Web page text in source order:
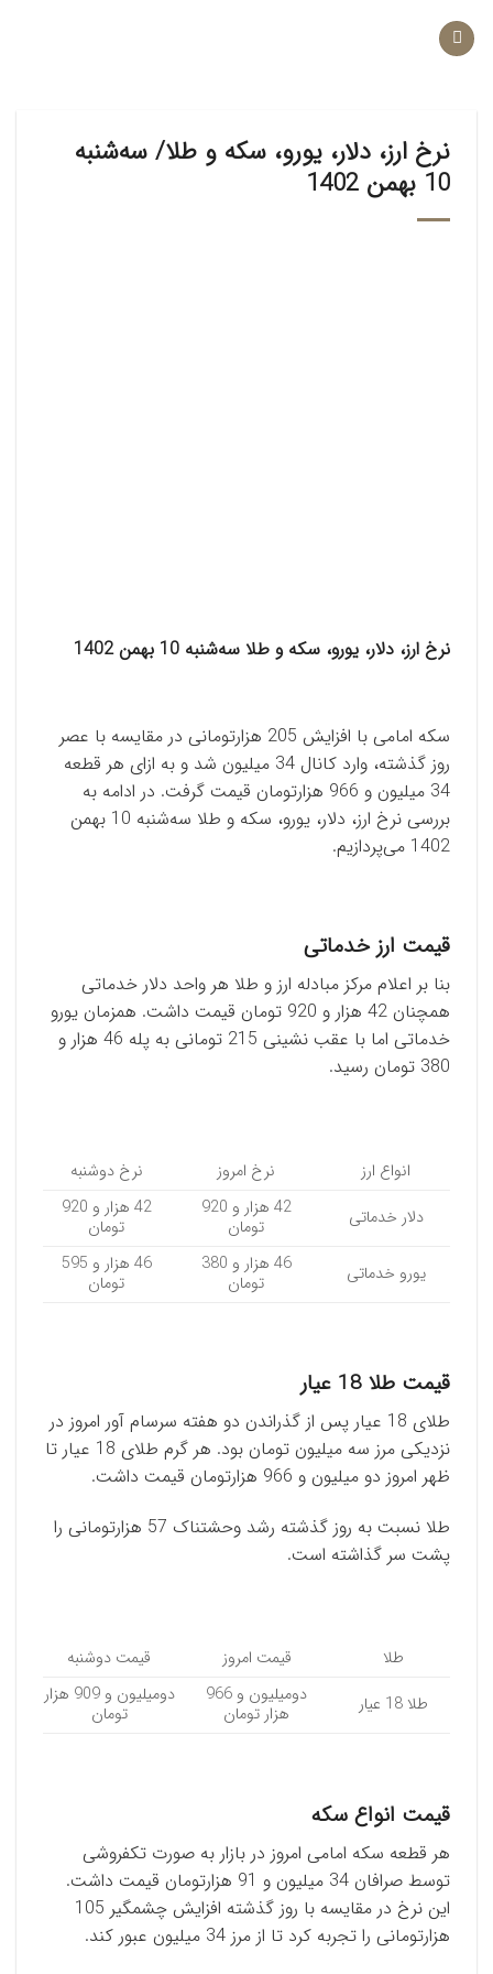
نرخ ارز، دلار، یورو، سکه و طلا/ سه‌شنبه
10 بهمن 1402
نرخ ارز، دلار، یورو، سکه و طلا سه‌شنبه 10 بهمن 1402
سکه امامی با افزایش 205 هزارتومانی در مقایسه با عصر
روز گذشته، وارد کانال 34 میلیون شد و به ازای هر قطعه
34 میلیون و 966 هزارتومان قیمت گرفت. در ادامه به
بررسی نرخ ارز، دلار، یورو، سکه و طلا سه‌شنبه 10 بهمن
1402 می‌پردازیم.
قیمت ارز خدماتی
بنا بر اعلام مرکز مبادله ارز و طلا هر واحد دلار خدماتی
همچنان 42 هزار و 920 تومان قیمت داشت. همزمان یورو
خدماتی اما با عقب نشینی 215 تومانی به پله 46 هزار و
380 تومان رسید.
انواع ارز نرخ امروز
نرخ دوشنبه
دلار خدماتی
42 هزار و 920
تومان
42 هزار و 920
تومان
یورو خدماتی
46 هزار و 380
تومان
46 هزار و 595
تومان
قیمت طلا 18 عیار
طلای 18 عیار پس از گذراندن دو هفته سرسام آور امروز در
نزدیکی مرز سه میلیون تومان بود. هر گرم طلای 18 عیار تا
ظهر امروز دو میلیون و 966 هزارتومان قیمت داشت.
طلا نسبت به روز گذشته رشد وحشتناک 57 هزارتومانی را
پشت سر گذاشته است.
طلا قیمت امروز
قیمت دوشنبه
طلا 18 عیار
دومیلیون و 966
هزار تومان
دومیلیون و 909 هزار
تومان
قیمت انواع سکه
هر قطعه سکه امامی امروز در بازار به صورت تکفروشی
توسط صرافان 34 میلیون و 91 هزارتومان قیمت داشت.
این نرخ در مقایسه با روز گذشته افزایش چشمگیر 105
هزارتومانی را تجربه کرد تا از مرز 34 میلیون عبور کند.